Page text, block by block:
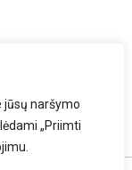
jūsų naršymo
„Priimti